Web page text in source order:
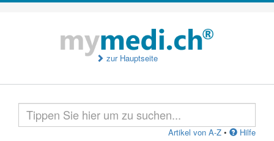
zur Hauptseite
Artikel von A-Z • Hilfe